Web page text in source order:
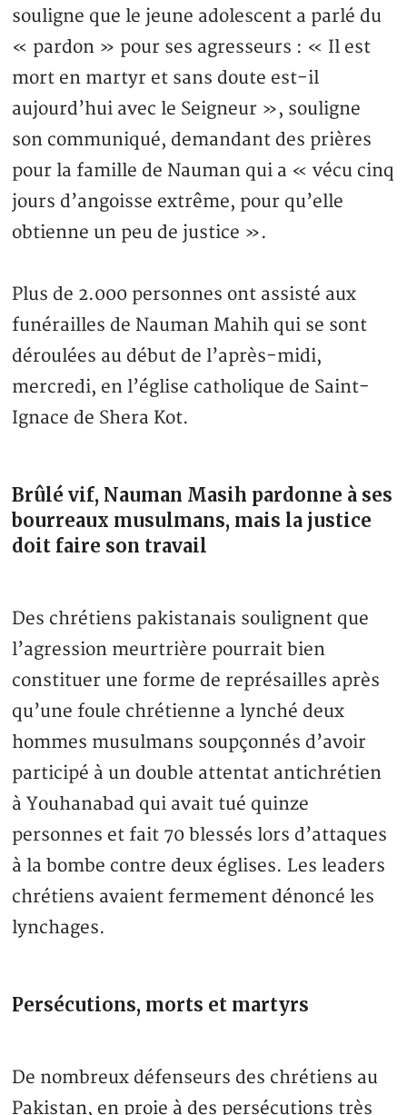
souligne que le jeune adolescent a parlé du
« pardon » pour ses agresseurs : « Il est
mort en martyr et sans doute est-il
aujourd’hui avec le Seigneur », souligne
son communiqué, demandant des prières
pour la famille de Nauman qui a « vécu cinq
jours d’angoisse extrême, pour qu’elle
obtienne un peu de justice ».
Plus de 2.000 personnes ont assisté aux
funérailles de Nauman Mahih qui se sont
déroulées au début de l’après-midi,
mercredi, en l’église catholique de Saint-
Ignace de Shera Kot.
Brûlé vif, Nauman Masih pardonne à ses
bourreaux musulmans, mais la justice
doit faire son travail
Des chrétiens pakistanais soulignent que
l’agression meurtrière pourrait bien
constituer une forme de représailles après
qu’une foule chrétienne a lynché deux
hommes musulmans soupçonnés d’avoir
participé à un double attentat antichrétien
à Youhanabad qui avait tué quinze
personnes et fait 70 blessés lors d’attaques
à la bombe contre deux églises. Les leaders
chrétiens avaient fermement dénoncé les
lynchages.
Persécutions, morts et martyrs
De nombreux défenseurs des chrétiens au
Pakistan, en proie à des persécutions très